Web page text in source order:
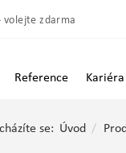
volejte zdarma
Reference Kariéra
se: Úvod